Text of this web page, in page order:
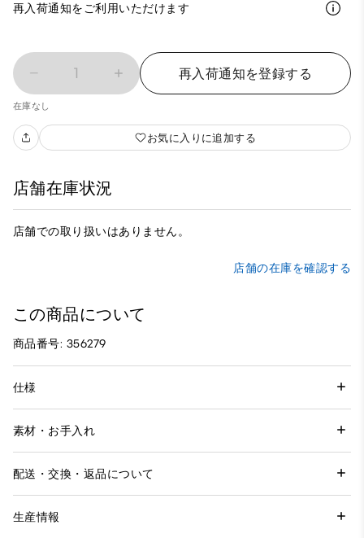
再入荷通知をご利用いただけます
1 再入荷通知を登録する
在庫なし
お気に入りに追加する
店舗在庫状況
店舗での取り扱いはありません。
店舗の在庫を確認する
この商品について
商品番号: 356279
仕様
素材・お手入れ
配送・交換・返品について
生産情報